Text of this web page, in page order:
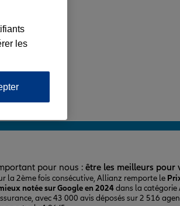
pour nous :être les meilleurs pour
la 2ème fois consécutive, Allianz remporte le
notée sur Google en 2024dans la catégorie
avec 43 000 avis déposés sur 2 516
les